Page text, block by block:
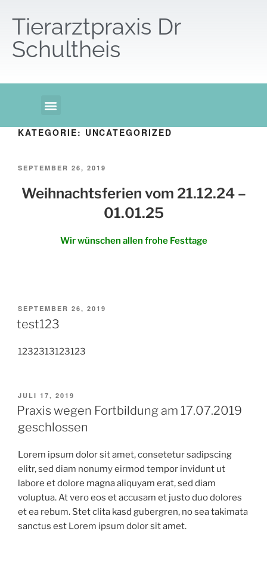
Tierarztpraxis Dr
Schultheis
KATEGORIE: UNCATEGORIZED
SEPTEMBER 26, 2019
Weihnachtsferien vom 21.12.24 –
01.01.25
Wir wünschen allen frohe Festtage
SEPTEMBER 26, 2019
test123
1232313123123
JULI 17, 2019
Praxis wegen Fortbildung am 17.07.2019
geschlossen
Lorem ipsum dolor sit amet, consetetur sadipscing
elitr, sed diam nonumy eirmod tempor invidunt ut
labore et dolore magna aliquyam erat, sed diam
voluptua. At vero eos et accusam et justo duo dolores
et ea rebum. Stet clita kasd gubergren, no sea takimata
sanctus est Lorem ipsum dolor sit amet.